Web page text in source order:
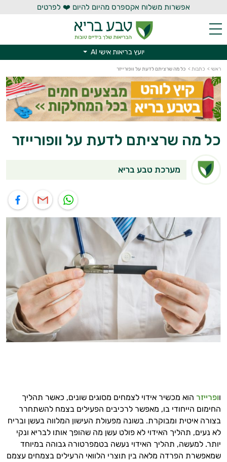
אפשרות משלוח אקספרס מהיום להיום ❤️ לפרטים
יועץ בריאות אישי AI
ראשי > כתבות > כל מה שרציתם לדעת על וופורייזר
כל מה שרציתם לדעת על וופורייזר
מערכת טבע בריא
וופרייזר הוא מכשיר אידוי לצמחים מסוגים שונים, כאשר תהליך
החימום הייחודי בו, מאפשר לרכיבים הפעילים בצמח להשתחרר
בצורה איטית ומבוקרת. בשונה מפעולת העישון המלווה בעשן ובריח
לא נעים, תהליך האידוי לא פולט עשן מה שהופך אותו לבריא ונקי
יותר. למעשה, תהליך האידוי נעשה בטמפרטורה גבוהה במיוחד
שמאפשרת הפרדה מלאה בין תוצרי הלוואי הרעילים בצמחים עצמם
יועץ בריאות אישי AI